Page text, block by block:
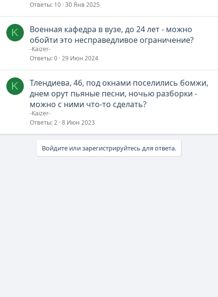
Ответы 10 30 Янв 2025
K
Военная кафедра в вузе, до 24 лет - можно
обойти это несправедливое ограничение?
-Kaizer-
Ответы 0 29 Июн 2024
K
Тлендиева, 46, под окнами поселились бомжи,
днем орут пьяные песни, ночью разборки -
можно с ними что-то сделать?
-Kaizer-
Ответы 2 8 Июн 2023
Войдите или зарегистрируйтесь для ответа.